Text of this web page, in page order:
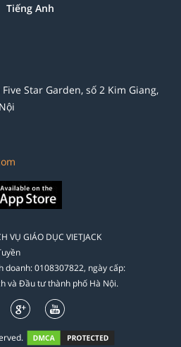
Tiếng Anh
Star Garden, số 2 Kim Giang,
VỤ GIÁO DỤC VIETJACK
doanh: 0108307822, ngày cấp:
và Đầu tư thành phố Hà Nội.